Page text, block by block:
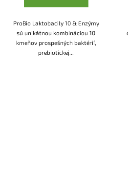
ProBio Laktobacily 10 & Enzýmy
sú unikátnou kombináciou 10
kmeňov prospešných baktérií,
prebiotickej...